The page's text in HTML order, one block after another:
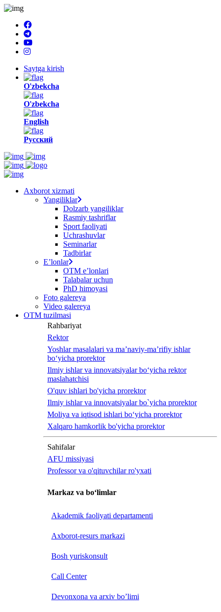
Saytga kirish
O'zbekcha
O'zbekcha
English
Русский
Axborot xizmati
Yangiliklar
Dolzarb yangiliklar
Rasmiy tashriflar
Sport faoliyati
Uchrashuvlar
Seminarlar
Tadbirlar
Eʼlonlar
OTM eʼlonlari
Talabalar uchun
PhD himoyasi
Foto galereya
Video galereya
OTM tuzilmasi
Rahbariyat
Rektor
Yoshlar masalalari va ma’naviy-ma’rifiy ishlar
bo‘yicha prorektor
Ilmiy ishlar va innovatsiyalar bo‘yicha rektor
maslahatchisi
O'quv ishlari bo'yicha prorektor
Ilmiy ishlar va innovatsiyalar bo`yicha prorektor
Moliya va iqtisod ishlari bo‘yicha prorektor
Xalqaro hamkorlik bo'yicha prorektor
Sahifalar
AFU missiyasi
Professor va o'qituvchilar ro'yxati
Markaz va bo‘limlar
Akademik faoliyati departamenti
Axborot-resurs markazi
Bosh yuriskonsult
Call Center
Devonxona va arxiv bo’limi